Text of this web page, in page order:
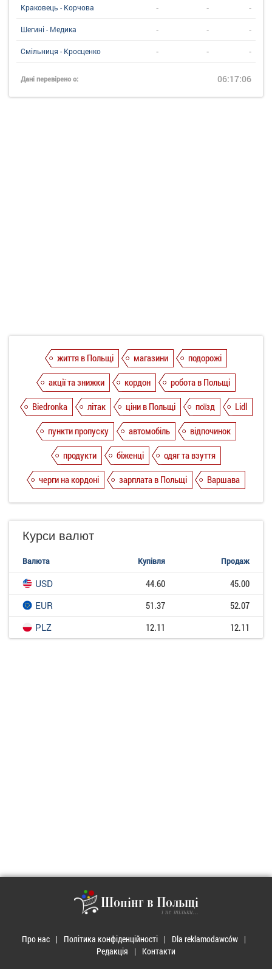
Краковець - Корчова - - -
Шегині - Медика - - -
Смільниця - Кросценко - - -
Дані перевірено о: 06:17:06
життя в Польщі магазини
подорожі
акції та знижки
кордон
робота в Польщі
Biedronka
літак ціни в Польщі поїзд
Lidl
пункти пропуску
автомобіль
відпочинок
продукти
біженці
одяг та взуття
черги на кордоні
зарплата в Польщі Варшава
Курси валют
Валюта Купівля Продаж
USD 44.60
45.00
EUR
51.37
52.07
PLZ
12.11 12.11
Шопінг в Польщі
і не тільки...
Про нас Політика конфіденційності
Dla reklamodawców
Редакція
Контакти